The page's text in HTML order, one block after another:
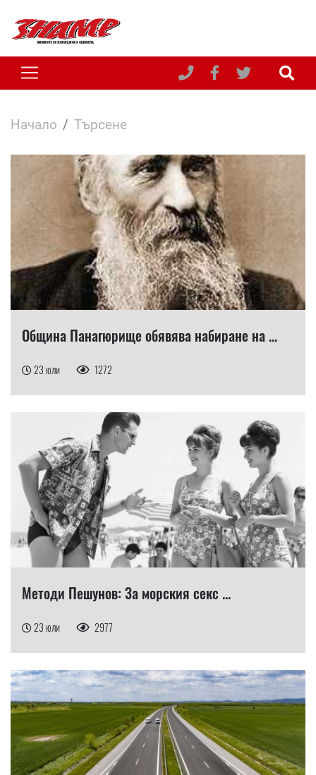
Начало Търсене
Община Панагюрище обявява набиране на ...
23 юли 1272
Методи Пешунов: За морския секс ...
23 юли 2977